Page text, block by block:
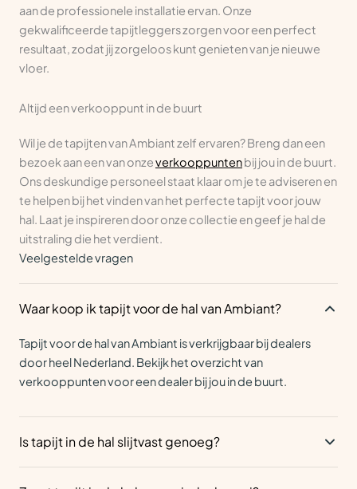
aan de professionele installatie ervan. Onze
gekwalificeerde tapijtleggers zorgen voor een perfect
resultaat, zodat jij zorgeloos kunt genieten van je nieuwe
vloer.
Altijd een verkooppunt in de buurt
Wil je de tapijten van Ambiant zelf ervaren? Breng dan een
bezoek aan een van onzeverkooppuntenbij jou in de buurt.
Ons deskundige personeel staat klaar om je te adviseren en
te helpen bij het vinden van het perfecte tapijt voor jouw
hal. Laat je inspireren door onze collectie en geef je hal de
uitstraling die het verdient.
Veelgestelde vragen
Waar koop ik tapijt voor de hal van Ambiant?
Tapijt voor de hal van Ambiant is verkrijgbaar bij dealers
door heel Nederland. Bekijk het overzicht van
verkooppuntenvoor een dealer bij jou in de buurt.
Is tapijt in de hal slijtvast genoeg?